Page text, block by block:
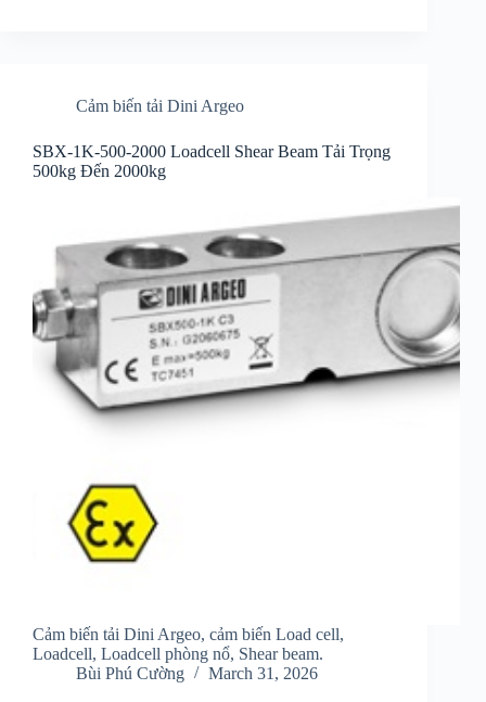
Cảm biến tải Dini Argeo
SBX-1K-500-2000 Loadcell Shear Beam Tải Trọng
500kg Đến 2000kg
Cảm biến tải Dini Argeo, cảm biến Load cell,
Loadcell, Loadcell phòng nổ, Shear beam.
Bùi Phú Cường
March 31, 2026